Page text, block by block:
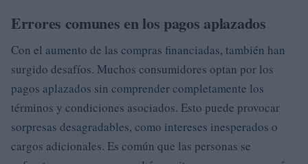
Errores comunes en los pagos aplazados
Con el aumento de las compras financiadas, también han
surgido desafíos. Muchos consumidores optan por los
pagos aplazados sin comprender completamente los
términos y condiciones asociados. Esto puede provocar
sorpresas desagradables, como intereses inesperados o
cargos adicionales. Es común que las personas se